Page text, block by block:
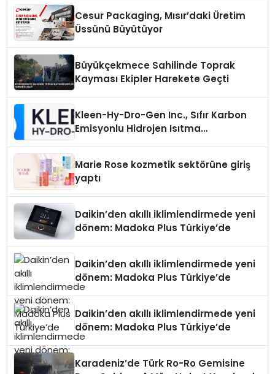
Cesur Packaging, Mısır’daki Üretim
Üssünü Büyütüyor
Büyükçekmece Sahilinde Toprak
Kayması Ekipler Harekete Geçti
Kleen-Hy-Dro-Gen Inc., Sıfır Karbon
Emisyonlu Hidrojen Isıtma
Marie Rose kozmetik sektörüne giriş
yaptı
Daikin’den akıllı iklimlendirmede yeni
dönem: Madoka Plus Türkiye’de
Daikin’den akıllı iklimlendirmede yeni
dönem: Madoka Plus Türkiye’de
Daikin’den akıllı iklimlendirmede yeni
dönem: Madoka Plus Türkiye’de
Karadeniz’de Türk Ro-Ro Gemisine